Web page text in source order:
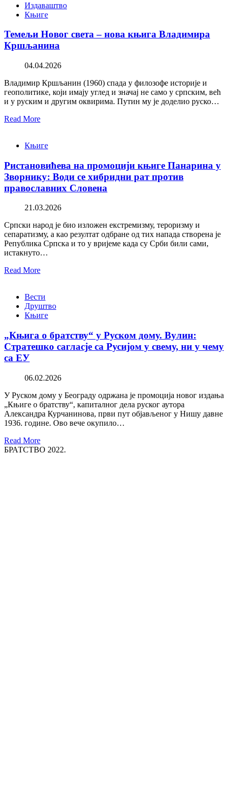
Издаваштво
Књиге
Темељи Новог света – нова књига Владимира
Кршљанина
04.04.2026
Владимир Кршљанин (1960) спада у филозофе историје и
геополитике, који имају углед и значај не само у српским, већ
и у руским и другим оквирима. Путин му је доделио руско…
Read More
Књиге
Ристановићева на промоцији књиге Панарина у
Зворнику: Води се хибридни рат против
православних Словена
21.03.2026
Српски народ је био изложен екстремизму, тероризму и
сепаратизму, а као резултат одбране од тих напада створена је
Република Српска и то у вријеме када су Срби били сами,
истакнуто…
Read More
Вести
Друштво
Књиге
„Књига о братству“ у Руском дому. Вулин:
Стратешко сагласје са Русијом у свему, ни у чему
са ЕУ
06.02.2026
У Руском дому у Београду одржана је промоција новог издања
„Књиге о братству“, капиталног дела руског аутора
Александра Курчанинова, први пут објављеног у Нишу давне
1936. године. Ово вече окупило…
Read More
БРАТСТВО 2022.